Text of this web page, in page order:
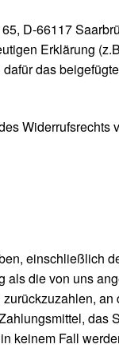
D-66117
Erklärung
das
Widerrufsrechts
einschließlich
als die von uns
das
keinem Fall